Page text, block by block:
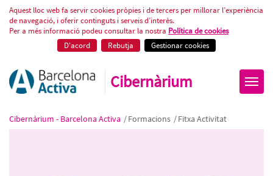
QGIS Nivell 4: Programació i
Aquest lloc web fa servir cookies pròpies i de tercers per millorar l’experiència
de navegació, i oferir continguts i serveis d’interès.
Per a més informació podeu consultar la nostra Política de cookies
D'acord
Rebutja Gestionar cookies
Cibernàrium
Cibernàrium - Barcelona Activa /Formacions /Fitxa Activitat